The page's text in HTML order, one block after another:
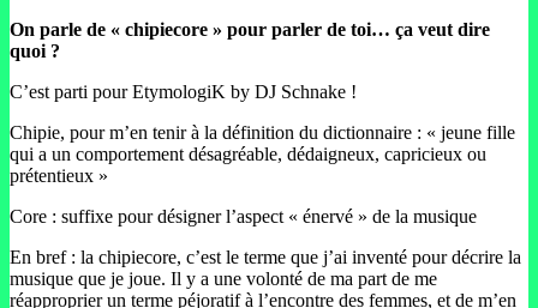
On parle de « chipiecore » pour parler de toi… ça veut dire
quoi ?
C’est parti pour EtymologiK by DJ Schnake !
Chipie, pour m’en tenir à la définition du dictionnaire : « jeune fille
qui a un comportement désagréable, dédaigneux, capricieux ou
prétentieux »
Core : suffixe pour désigner l’aspect « énervé » de la musique
En bref : la chipiecore, c’est le terme que j’ai inventé pour décrire la
musique que je joue. Il y a une volonté de ma part de me
réapproprier un terme péjoratif à l’encontre des femmes, et de m’en